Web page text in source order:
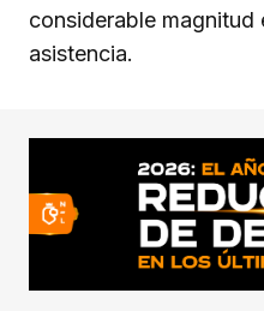
considerable magnitud
asistencia.